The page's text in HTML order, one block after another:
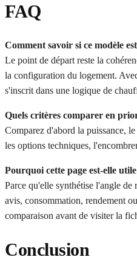
FAQ
Comment savoir si ce modèle
Le point de départ reste la
la configuration du logement.
s'inscrit dans une logique de
Quels critères comparer en
Comparez d'abord la puissance,
les options techniques,
Pourquoi cette page est-elle
Parce qu'elle synthétise l'angle
avis, consommation, rendement
comparaison avant de visiter la
Conclusion